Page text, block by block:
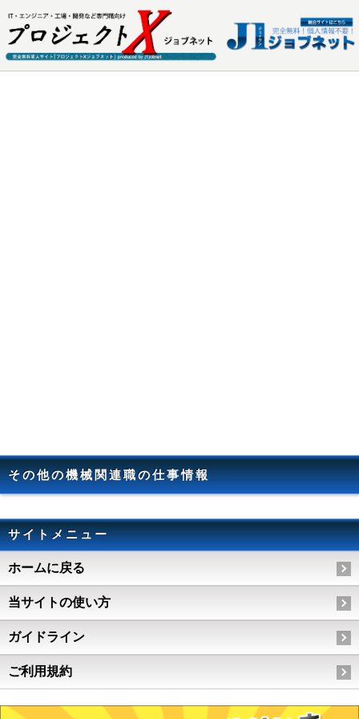
その他の機械関連職の仕事情報
サイトメニュー
ホームに戻る
当サイトの使い方
ガイドライン
ご利用規約